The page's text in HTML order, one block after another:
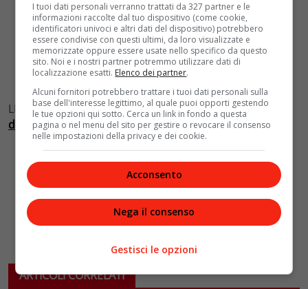
LEGGI ANCHE:L’ispirazione beauty per le feste arriva
dalle star
ARTICOLI CORRELATI
I tuoi dati personali verranno trattati da 327 partner e le
informazioni raccolte dal tuo dispositivo (come cookie,
identificatori univoci e altri dati del dispositivo) potrebbero
essere condivise con questi ultimi, da loro visualizzate e
memorizzate oppure essere usate nello specifico da questo
sito. Noi e i nostri partner potremmo utilizzare dati di
localizzazione esatti. Elenco dei partner.
Alcuni fornitori potrebbero trattare i tuoi dati personali sulla
base dell'interesse legittimo, al quale puoi opporti gestendo
le tue opzioni qui sotto. Cerca un link in fondo a questa
pagina o nel menu del sito per gestire o revocare il consenso
nelle impostazioni della privacy e dei cookie.
Acconsento
Nega il consenso
Gestisci le opzioni